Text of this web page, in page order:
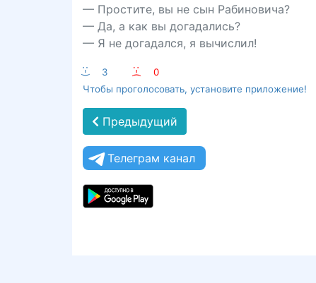
— Простите, вы не сын Рабиновича?
— Да, а как вы догадались?
— Я не догадался, я вычислил!
:-) 3 :-(
0
Чтобы проголосовать, установите приложение!
Предыдущий
Телеграм канал